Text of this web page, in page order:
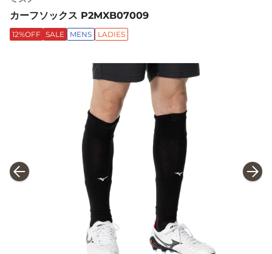
カーフソックス P2MXB07009
12%OFF SALE MENS LADIES